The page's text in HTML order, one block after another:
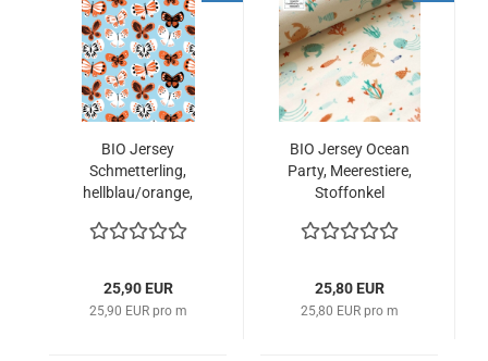
BIO Jersey
Schmetterling,
hellblau/orange,
25,90 EUR
25,90 EUR pro m
BIO Jersey Ocean
Party, Meerestiere,
Stoffonkel
25,80 EUR
25,80 EUR pro m